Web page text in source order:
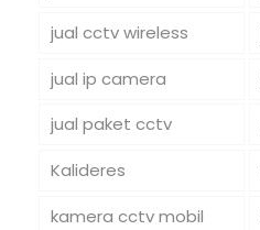
jual cctv wireless
jual ip camera
jual paket cctv
Kalideres
kamera cctv mobil